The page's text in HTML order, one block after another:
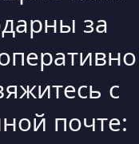
за
с
почте: